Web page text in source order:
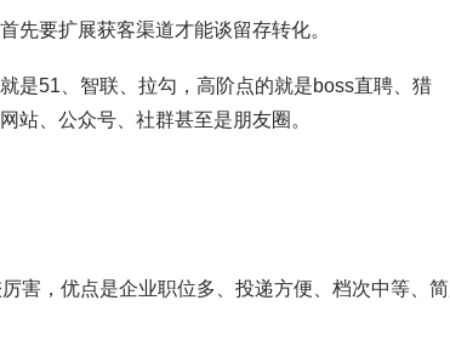
先要扩展获客渠道才能谈留存转化。
是51、智联、拉勾，高阶点的就是boss直聘、猎
站、公众号、社群甚至是朋友圈。
害，优点是企业职位多、投递方便、档次中等、